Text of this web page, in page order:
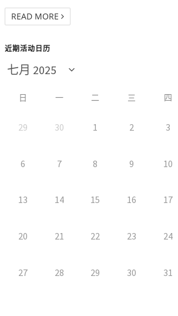
READ MORE
近期活动日历
日 一 二 三 四
29 30 1 2 3
6 7 8 9 10
13 14 15 16 17
20 21 22 23 24
27 28 29 30 31